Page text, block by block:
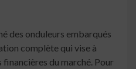
des onduleurs embarqués
complète qui vise à
du marché. Pour